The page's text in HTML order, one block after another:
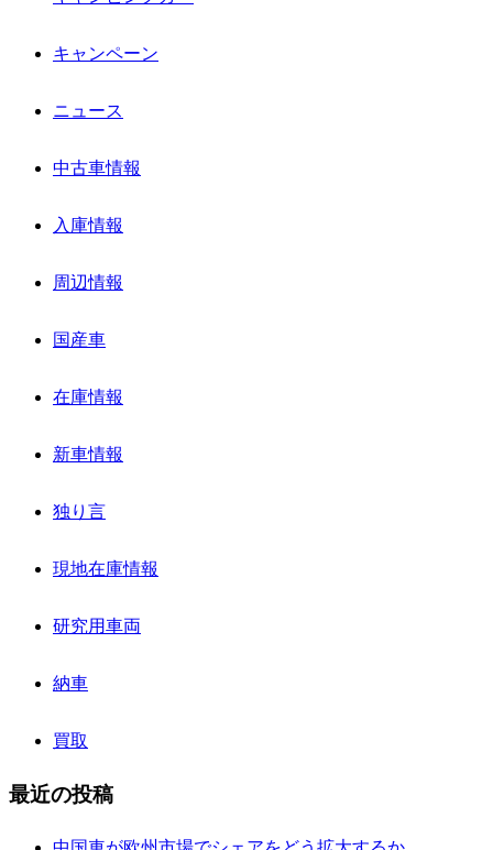
キャンペーン
ニュース
中古車情報
入庫情報
周辺情報
国産車
在庫情報
新車情報
独り言
現地在庫情報
研究用車両
納車
買取
最近の投稿